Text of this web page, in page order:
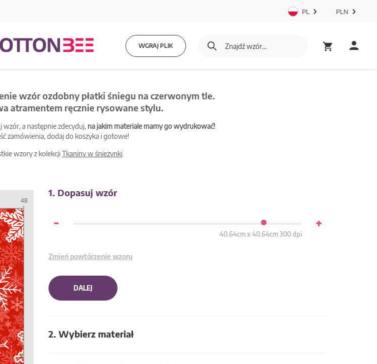
PL PLN
WGRAJ PLIK
wzór ozdobny płatki śniegu na czerwonym tle.
atramentem ręcznie rysowane stylu.
wzór, a następnie zdecyduj, na jakim materiale mamy go wydrukować!
zamówienia, dodaj do koszyka i gotowe!
wzory z kolekcjiTkaniny w śnieżynki
1. Dopasuj wzór
-
40.64cm x 40.64cm 300 dpi
+
Zmień powtórzenie wzoru
DALEJ
2. Wybierz materiał